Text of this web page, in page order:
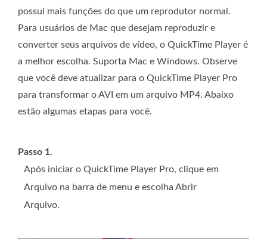
possui mais funções do que um reprodutor normal.
Para usuários de Mac que desejam reproduzir e
converter seus arquivos de vídeo, o QuickTime Player é
a melhor escolha. Suporta Mac e Windows. Observe
que você deve atualizar para o QuickTime Player Pro
para transformar o AVI em um arquivo MP4. Abaixo
estão algumas etapas para você.
Passo 1.
Após iniciar o QuickTime Player Pro, clique em
Arquivo na barra de menu e escolha Abrir
Arquivo.